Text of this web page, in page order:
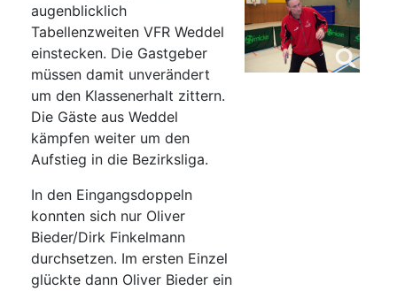
augenblicklich
Tabellenzweiten VFR Weddel
einstecken. Die Gastgeber
müssen damit unverändert
um den Klassenerhalt zittern.
Die Gäste aus Weddel
kämpfen weiter um den
Aufstieg in die Bezirksliga.
In den Eingangsdoppeln
konnten sich nur Oliver
Bieder/Dirk Finkelmann
durchsetzen. Im ersten Einzel
glückte dann Oliver Bieder ein